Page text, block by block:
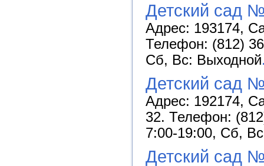
Детский сад
Адрес: 193174,
Телефон: (812)
Сб, Вс: Выходной
Детский сад
Адрес: 192174,
32. Телефон:
7:00-19:00, Сб,
Детский сад